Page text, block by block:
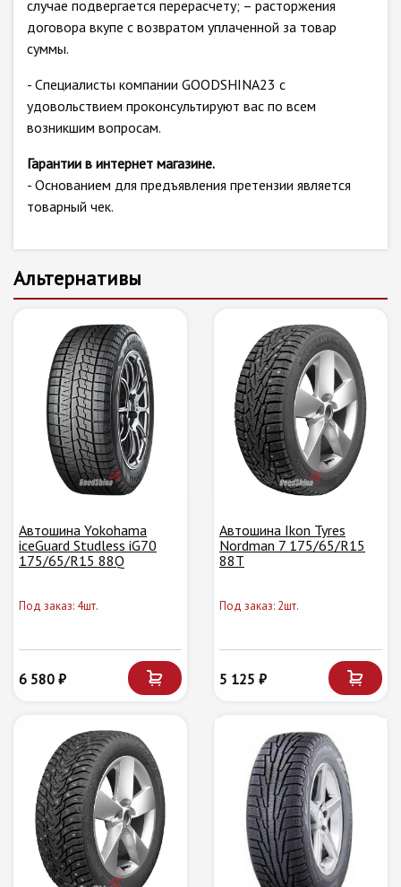
случае подвергается перерасчету; – расторжения
договора вкупе с возвратом уплаченной за товар
суммы.
- Специалисты компании GOODSHINA23 с
удовольствием проконсультируют вас по всем
возникшим вопросам.
Гарантии в интернет магазине.
- Основанием для предъявления претензии является
товарный чек.
Альтернативы
Автошина Yokohama
iceGuard Studless iG70
175/65/R15 88Q
Под заказ: 4шт.
6 580 ₽
Автошина Ikon Tyres
Nordman 7 175/65/R15
88T
Под заказ: 2шт.
5 125 ₽